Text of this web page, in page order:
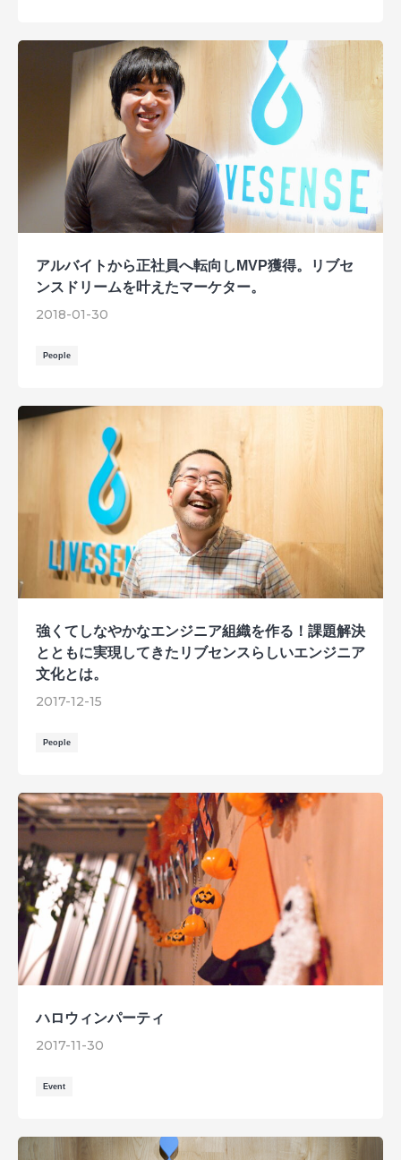
アルバイトから正社員へ転向しMVP獲得。リブセ
ンスドリームを叶えたマーケター。
2018-01-30
People
強くてしなやかなエンジニア組織を作る！課題解決
とともに実現してきたリブセンスらしいエンジニア
文化とは。
2017-12-15
People
ハロウィンパーティ
2017-11-30
Event